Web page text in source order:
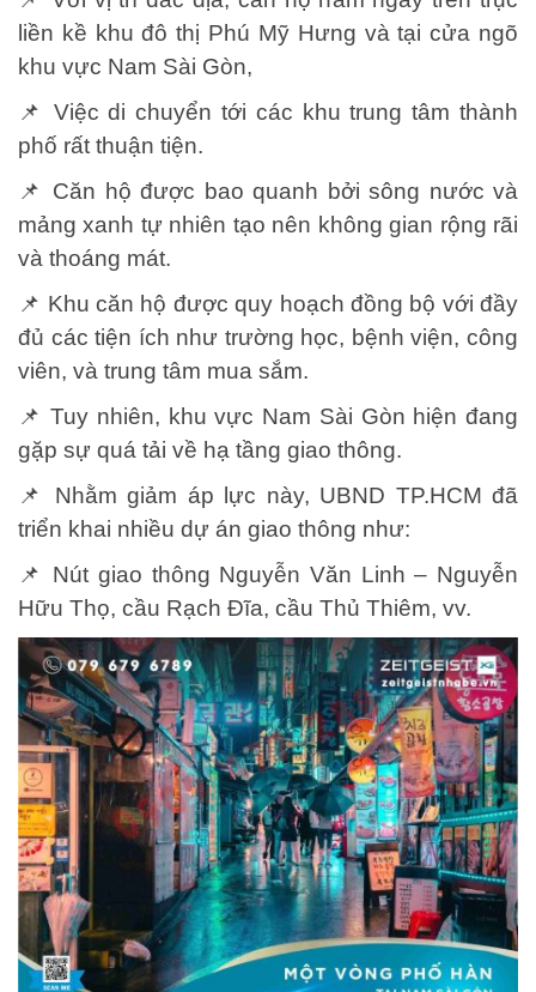
liền kề khu đô thị Phú Mỹ Hưng và tại cửa ngõ
khu vực Nam Sài Gòn,
📌 Việc di chuyển tới các khu trung tâm thành
phố rất thuận tiện.
📌 Căn hộ được bao quanh bởi sông nước và
mảng xanh tự nhiên tạo nên không gian rộng rãi
và thoáng mát.
📌 Khu căn hộ được quy hoạch đồng bộ với đầy
đủ các tiện ích như trường học, bệnh viện, công
viên, và trung tâm mua sắm.
📌 Tuy nhiên, khu vực Nam Sài Gòn hiện đang
gặp sự quá tải về hạ tầng giao thông.
📌 Nhằm giảm áp lực này, UBND TP.HCM đã
triển khai nhiều dự án giao thông như:
📌 Nút giao thông Nguyễn Văn Linh – Nguyễn
Hữu Thọ, cầu Rạch Đĩa, cầu Thủ Thiêm, vv.